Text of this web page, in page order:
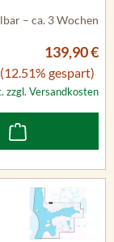
– ca. 3 Wochen
139,90 €
(12.51% gespart)
zzgl. Versandkosten